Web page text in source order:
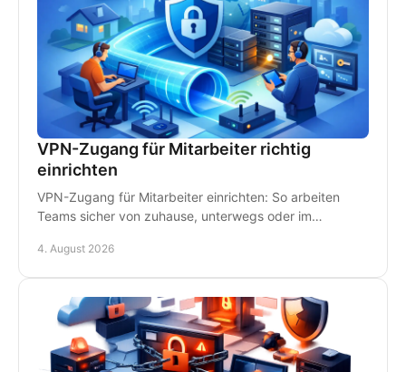
VPN-Zugang für Mitarbeiter richtig
einrichten
VPN-Zugang für Mitarbeiter einrichten: So arbeiten
Teams sicher von zuhause, unterwegs oder im
Support.
4. August 2026